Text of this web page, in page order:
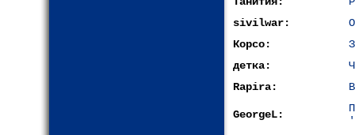
sivilwar:
Корсо:
детка:
Rapira:
GeorgeL: